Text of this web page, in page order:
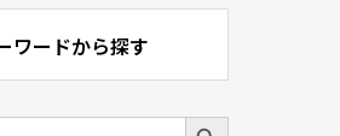
ワードから探す
Search Button